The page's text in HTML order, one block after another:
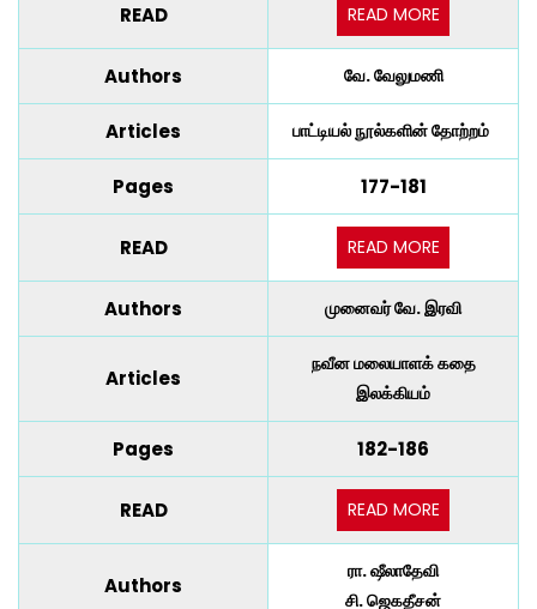
READ READ MORE
Authors வே. வேலுமணி
Articles பாட்டியல் நூல்களின் தோற்றம்
Pages 177-181
READ READ MORE
Authors முனைவர் வே. இரவி
Articles
நவீன மலையாளக் கதை
இலக்கியம்
Pages 182-186
READ READ MORE
Authors
ரா. ஷீலாதேவி
சி. ஜெகதீசன்